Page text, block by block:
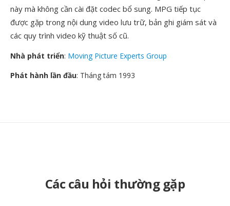
này mà không cần cài đặt codec bổ sung. MPG tiếp tục
được gặp trong nội dung video lưu trữ, bản ghi giám sát và
các quy trình video kỹ thuật số cũ.
Nhà phát triển: Moving Picture Experts Group
Phát hành lần đầu: Tháng tám 1993
Các câu hỏi thường gặp